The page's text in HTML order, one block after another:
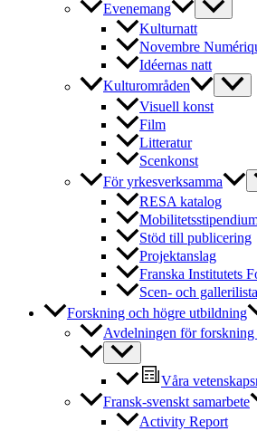
Evenemang
Kulturnatt
Novembre
Idéernas natt
Kulturområden
Visuell konst
Film
Litteratur
Scenkonst
För yrkesverksamma
RESA katalog
Stöd till publicering
Projektanslag
Franska Institutets
Scen- och
Forskning och högre utbildning
Avdelningen för
Våra
Fransk-svenskt samarbete
Activity Report